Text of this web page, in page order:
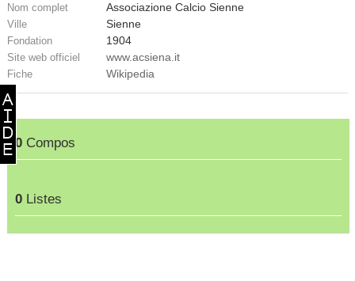
Nom complet Associazione Calcio Sienne
Ville Sienne
Fondation 1904
Site web officiel www.acsiena.it
Fiche Wikipedia
0Compos
0Listes